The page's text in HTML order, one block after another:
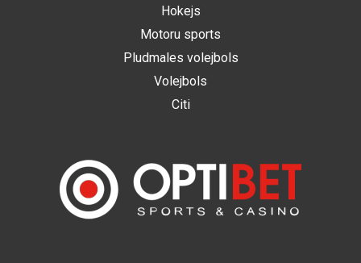
Hokejs
Motoru sports
Pludmales volejbols
Volejbols
Citi